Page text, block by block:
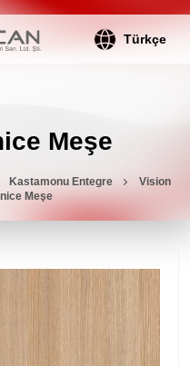
Türkçe
Meşe
Kastamonu Entegre
Vision
Meşe